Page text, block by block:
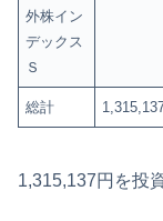
外株イン
デックス
Ｓ
総計
1,315,137円を投